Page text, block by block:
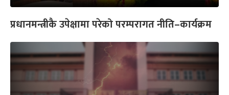
प्रधानमन्त्रीकै उपेक्षामा परेको परम्परागत नीति–कार्यक्रम